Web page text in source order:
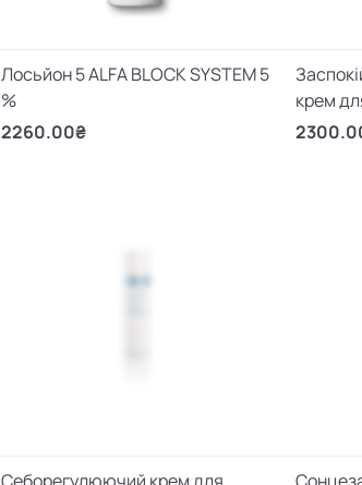
Лосьйон 5 ALFA BLOCK SYSTEM 5
%
2260.00₴
крем